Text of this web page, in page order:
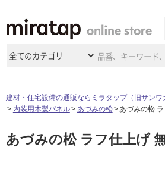
商品カテゴリ
キッチン 浴室
施工事例
施工事例 法人
ショールーム
建材・住宅設備の通販ならミラタップ（旧サンワ
内装用木製パネル
あづみの松 あづみの松
あづみの松 ラフ仕上げ